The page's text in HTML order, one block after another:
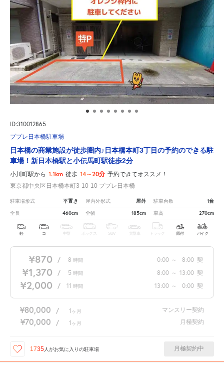
ID:310012865
ププレ日本橋駐車場
日本橋の商業施設が徒歩圏内♪日本橋本町3丁目の予約のできる駐
車場！新日本橋駅と小伝馬町駅徒歩2分
小川町駅から 1.1km 徒歩 14～20分 予約できてオススメ！
東京都中央区日本橋本町3-10-10 ププレ日本橋
駐車場形式 平置き 屋内外形式 屋外 駐車台数 1台
全長 460cm 全幅 185cm 車高 270cm
軽 コ 中型 ボックス SUV 大型車 トラック 原付 バイク
¥870 / 8 時間 0:00 ～ 8:00 契
¥1,370 / 5 時間 8:00 ～ 13:00 契
¥2,000 / 11 時間 13:00 ～ 0:00 契
¥80,000 / 1 ヶ月 マンスリー契約
¥70,000 / 1 ヶ月 月極契約
1735 人がお気に入りの駐車場 月極契約中